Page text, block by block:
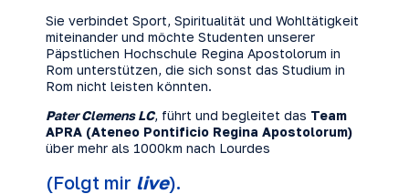
Sie verbindet Sport, Spiritualität und Wohltätigkeit
miteinander und möchte Studenten unserer
Päpstlichen Hochschule Regina Apostolorum in
Rom unterstützen, die sich sonst das Studium in
Rom nicht leisten könnten.
Pater Clemens LC, führt und begleitet das Team
APRA (Ateneo Pontificio Regina Apostolorum)
über mehr als 1000km nach Lourdes
(Folgt mir live).